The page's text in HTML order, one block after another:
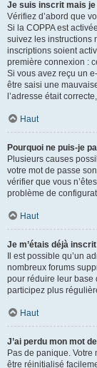
Je suis inscrit mais je
Vérifiez d’abord que
Si la COPPA est
suivez les instructions
inscriptions soient
première connexion :
Si vous avez reçu un
être saisi une
l’adresse était
Haut
Pourquoi ne puis-je
Plusieurs causes
votre mot de passe
vérifier que vous
problème de
Haut
Je m’étais déjà
Il est possible qu’un
nombreux forums
pour réduire leur base
participez plus
Haut
J’ai perdu mon mot
Pas de panique.
être réinitialisé